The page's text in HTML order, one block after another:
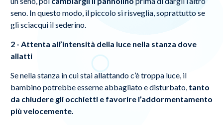
seno. In questo modo, il piccolo si risveglia, soprattutto se
gli sciacqui il sederino.
2 - Attenta all’intensità della luce nella stanza dove
allatti
Se nella stanza in cui stai allattando c’è troppa luce, il
bambino potrebbe esserne abbagliato e disturbato, tanto
da chiudere gli occhietti e favorire l’addormentamento
più velocemente.